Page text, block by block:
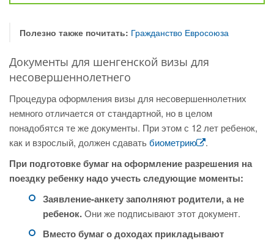
Полезно также почитать: Гражданство Евросоюза
Документы для шенгенской визы для
несовершеннолетнего
Процедура оформления визы для несовершеннолетних
немного отличается от стандартной, но в целом
понадобятся те же документы. При этом с 12 лет ребенок,
как и взрослый, должен сдаватьбиометрию .
При подготовке бумаг на оформление разрешения на
поездку ребенку надо учесть следующие моменты:
Заявление-анкету заполняют родители, а не
ребенок.Они же подписывают этот документ.
Вместо бумаг о доходах прикладывают